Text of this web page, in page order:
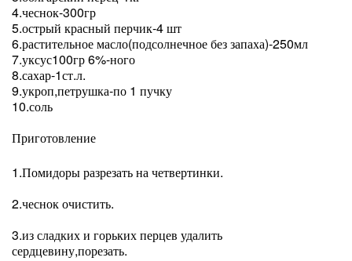
4.чеснок-300гр
5.острый красный перчик-4 шт
6.растительное масло(подсолнечное без запаха)-250мл
7.уксус100гр 6%-ного
8.сахар-1ст.л.
9.укроп,петрушка-по 1 пучку
10.соль
Приготовление
1.Помидоры разрезать на четвертинки.
2.чеснок очистить.
3.из сладких и горьких перцев удалить
сердцевину,порезать.